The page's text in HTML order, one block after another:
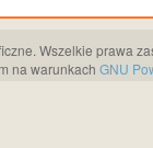
Wszelkie prawa
na warunkach GNU